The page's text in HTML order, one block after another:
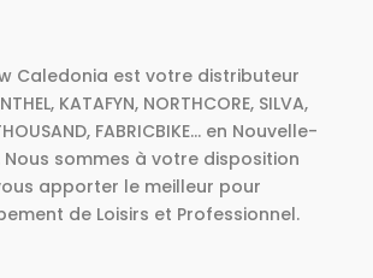
Caledonia est votre distributeur
KATAFYN, NORTHCORE, SILVA,
FABRICBIKE... en Nouvelle-
Nous sommes à votre disposition
apporter le meilleur pour
de Loisirs et Professionnel.